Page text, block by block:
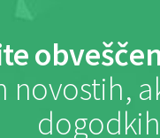
novostih,
dogodkih